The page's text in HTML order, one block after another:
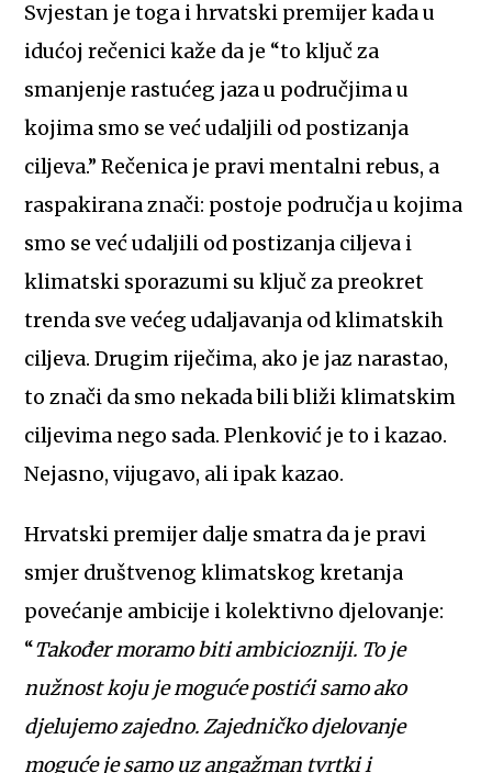
Svjestan je toga i hrvatski premijer kada u
idućoj rečenici kaže da je “to ključ za
smanjenje rastućeg jaza u područjima u
kojima smo se već udaljili od postizanja
ciljeva.” Rečenica je pravi mentalni rebus, a
raspakirana znači: postoje područja u kojima
smo se već udaljili od postizanja ciljeva i
klimatski sporazumi su ključ za preokret
trenda sve većeg udaljavanja od klimatskih
ciljeva. Drugim riječima, ako je jaz narastao,
to znači da smo nekada bili bliži klimatskim
ciljevima nego sada. Plenković je to i kazao.
Nejasno, vijugavo, ali ipak kazao.
Hrvatski premijer dalje smatra da je pravi
smjer društvenog klimatskog kretanja
povećanje ambicije i kolektivno djelovanje:
“Također moramo biti ambiciozniji. To je
nužnost koju je moguće postići samo ako
djelujemo zajedno. Zajedničko djelovanje
moguće je samo uz angažman tvrtki i